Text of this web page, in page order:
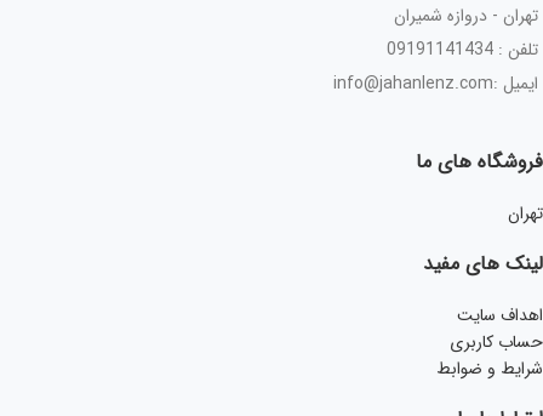
تهران - دروازه شمیران
تلفن : 09191141434
ایمیل :info@jahanlenz.com
فروشگاه های ما
تهران
لینک های مفید
اهداف سایت
حساب کاربری
شرایط و ضوابط